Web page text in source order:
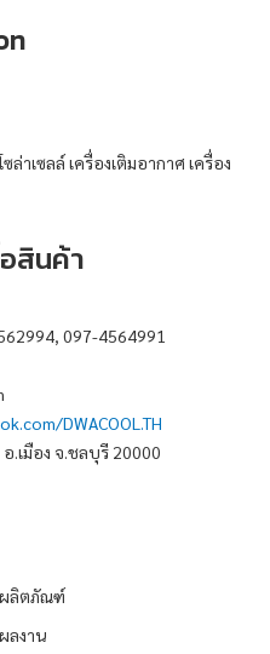
เซลล์ เครื่องเติมอากาศ เครื่อง
สินค้า
097-4564991
DWACOOL.TH
เมือง จ.ชลบุรี 20000
ผลิตภัณฑ์
ผลงาน